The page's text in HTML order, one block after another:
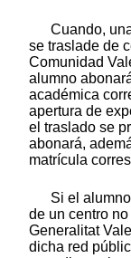
Cuando,
se traslade de
Comunidad
alumno
académica
apertura de
el traslado se
abonará,
matrícula
Si el
de un centro
Generalitat
dicha red